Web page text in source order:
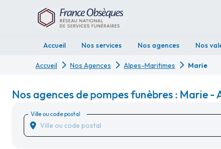
Accueil Nos services Nos agences Nos
Accueil Nos Agences Alpes-Maritimes Marie
Nos agences de pompes funèbres : Marie
Ville ou code postal